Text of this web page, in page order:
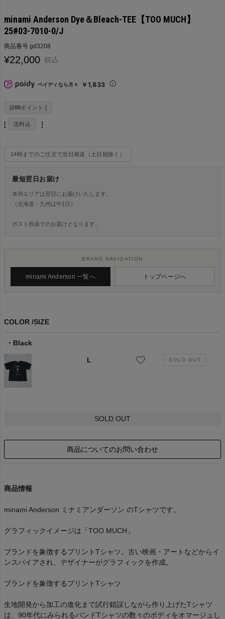
minami Anderson Dye＆Bleach-TEE【TOO MUCH】
25#03-7010-0/J
商品番号 gd3208
¥22,000 税込
ペイディなら月々 ￥1,833
[200ポイント ]
送料込
14時までのご注文で当日発送（土日祝除く）
最短翌日お届け
本州エリアは翌日にお届けいたします。
（北海道・九州は中1日）
ポスト投函でのお届けとなります。
BRAND NAVIGATION
minami Anderson 一覧へ トップページへ
COLOR SIZE
Black
L
SOLD OUT
商品についてのお問い合わせ
商品情報
minami Anderson ミナミアンダーソン のTシャツです。
グラフィックイメージは「TOO MUCH」
ブランドを象徴するプリントTシャツ。古い映画・アートなどからイ
ンスパイアされ、デザイナーがグラフィックを作成。
ブランドを象徴するプリントTシャツ
生地開発から加工の進化まで試行錯誤しながら作り上げたTシャツ
は、90年代にみられるバンドTシャツの数々のボディをオマージュし